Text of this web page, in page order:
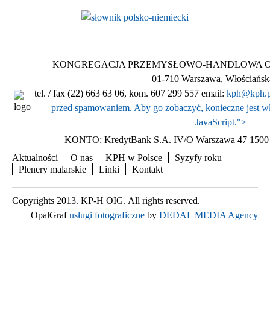
KONGREGACJA PRZEMYSŁOWO-HANDLOWA
01-710 Warszawa,
tel. / fax (22) 663 63 06, kom. 607 299 557 email:
przed spamowaniem. Aby go zobaczyć, konieczne jest
JavaScript.">
KONTO: KredytBank S.A. IV/O Warszawa 47 1500
Aktualności
O nas KPH w Polsce
Syzyfy roku
Plenery malarskie
Linki Kontakt
Copyrights 2013. KP-H OIG. All rights reserved.
OpalGrafusługi fotograficzne by DEDAL MEDIA Agency